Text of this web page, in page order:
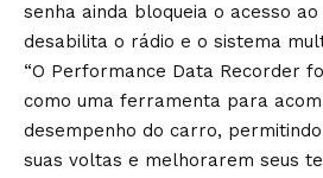
senha ainda bloqueia o acesso
desabilita o rádio e o sistema
“O Performance Data Recorder
como uma ferramenta para
desempenho do carro,
suas voltas e melhorarem seus